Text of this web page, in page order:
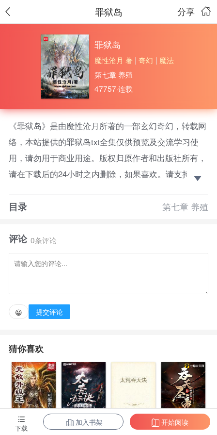
分享
罪狱岛
罪狱岛
魔性沧月 著 |奇幻 | 魔法
第七章 养殖
47757·连载
《罪狱岛》是由魔性沧月所著的一部玄幻奇幻，转载网
络，本站提供的罪狱岛txt全集仅供预览及交流学习使
用，请勿用于商业用途。版权归原作者和出版社所有，
请在下载后的24小时之内删除，如果喜欢。请支持正
全球政府。以AI治国，审判一切。
本只想安稳度过一生的高辛，却莫名成了权贵的替罪
羊，又因无钱支付坐牢费用，被判流放罪狱岛十年！
是官方设立的诸多游戏场地。
会获得赎罪券。这是岛上最大的硬通货，它可以兑换一
切，包括自由。
可是，在这个充满辐射者、赛博格，诸多强大恶人的
监狱之岛上，高辛既没有实力，也没有天赋，更没有背
景，如同一只羊被扔进了鳄鱼池，与死刑无异。
目录 第七章 养殖
评论 0条评论
😀 提交评论
猜你喜欢
无敌升级王
柳无邪和徐凌
太荒吞天诀
吞天圣帝
下载
加入书架 开始阅读